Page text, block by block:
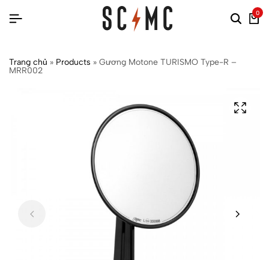
0
Trang chủ » Products » Gương Motone TURISMO Type-R –
MRR002